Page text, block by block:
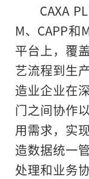
CAXA
M、CAPP和
平台上，覆
艺流程到生
造业企业在
门之间协作
用需求，实
造数据统一
处理和业务